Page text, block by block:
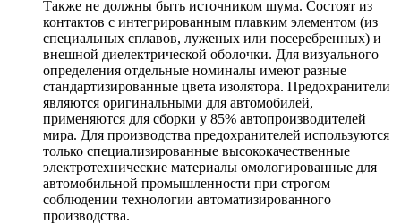
Также не должны быть источником шума. Состоят из
контактов с интегрированным плавким элементом (из
специальных сплавов, луженых или посеребренных) и
внешной диелектрической оболочки. Для визуального
определения отдельные номиналы имеют разные
стандартизированные цвета изолятора. Предохранители
являются оригинальными для автомобилей,
применяются для сборки у 85% автопроизводителей
мира. Для производства предохранителей используются
только специализированные высококачественные
электротехнические материалы омологированные для
автомобильной промышленности при строгом
соблюдении технологии автоматизированного
производства.